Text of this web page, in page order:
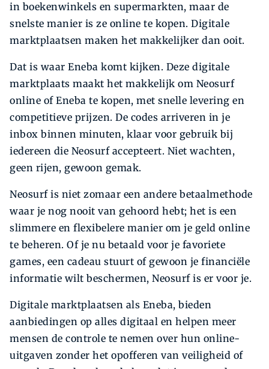
in boekenwinkels en supermarkten, maar de
snelste manier is ze online te kopen. Digitale
marktplaatsen maken het makkelijker dan ooit.
Dat is waar Eneba komt kijken. Deze digitale
marktplaats maakt het makkelijk om Neosurf
online of Eneba te kopen, met snelle levering en
competitieve prijzen. De codes arriveren in je
inbox binnen minuten, klaar voor gebruik bij
iedereen die Neosurf accepteert. Niet wachten,
geen rijen, gewoon gemak.
Neosurf is niet zomaar een andere betaalmethode
waar je nog nooit van gehoord hebt; het is een
slimmere en flexibelere manier om je geld online
te beheren. Of je nu betaald voor je favoriete
games, een cadeau stuurt of gewoon je financiële
informatie wilt beschermen, Neosurf is er voor je.
Digitale marktplaatsen als Eneba, bieden
aanbiedingen op alles digitaal en helpen meer
mensen de controle te nemen over hun online-
uitgaven zonder het opofferen van veiligheid of